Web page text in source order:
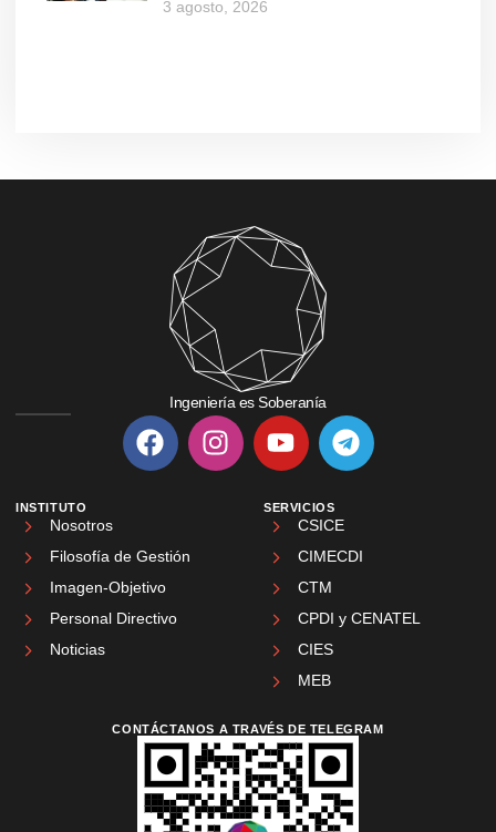
3 agosto, 2026
Ingeniería es Soberanía
INSTITUTO
Nosotros
Filosofía de Gestión
Imagen-Objetivo
Personal Directivo
Noticias
SERVICIOS
CSICE
CIMECDI
CTM
CPDI y CENATEL
CIES
MEB
CONTÁCTANOS A TRAVÉS DE TELEGRAM